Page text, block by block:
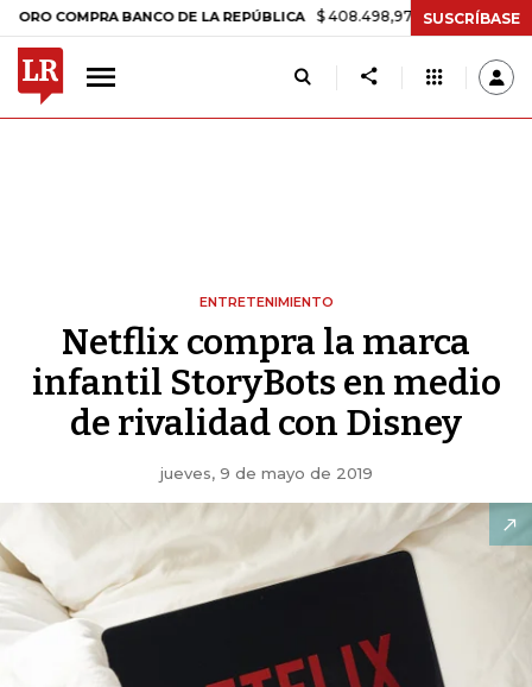
BANCO DE LA REPÚBLICA $ 408.498,97 +$ 8.753,81 +2,19%
SUSCRÍBASE
ENTRETENIMIENTO
Netflix compra la marca
infantil StoryBots en medio
de rivalidad con Disney
jueves, 9 de mayo de 2019